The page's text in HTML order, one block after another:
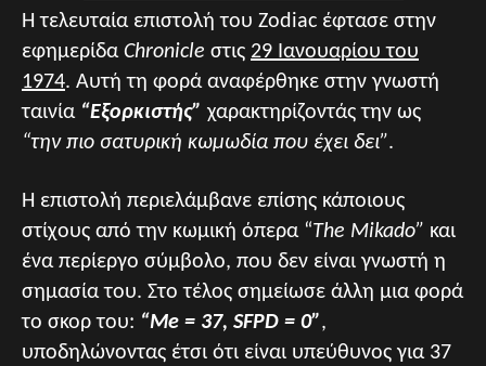
Η τελευταία επιστολή του Zodiac έφτασε στην
εφημερίδα Chronicle στις 29 Ιανουαρίου του
1974. Αυτή τη φορά αναφέρθηκε στην γνωστή
ταινία “Εξορκιστής” χαρακτηρίζοντάς την ως
“την πιο σατυρική κωμωδία που έχει δει”.
Η επιστολή περιελάμβανε επίσης κάποιους
στίχους από την κωμική όπερα “The Mikado” και
ένα περίεργο σύμβολο, που δεν είναι γνωστή η
σημασία του. Στο τέλος σημείωσε άλλη μια φορά
το σκορ του: “Me = 37, SFPD = 0”,
υποδηλώνοντας έτσι ότι είναι υπεύθυνος για 37